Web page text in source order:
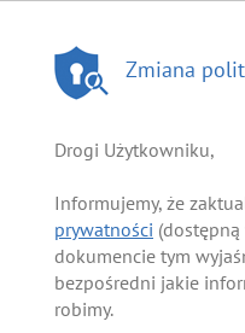
Zmiana
Drogi Użytkowniku,
Informujemy, że
prywatności
dokumencie tym
bezpośredni jakie
robimy.